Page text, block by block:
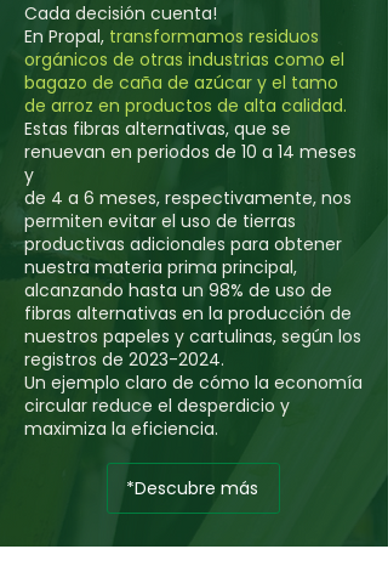
Cada decisión cuenta!
En Propal, transformamos residuos
orgánicos de otras industrias como el
bagazo de caña de azúcar y el tamo
de arroz en productos de alta calidad.
Estas fibras alternativas, que se
renuevan en periodos de 10 a 14 meses
y
de 4 a 6 meses, respectivamente, nos
permiten evitar el uso de tierras
productivas adicionales para obtener
nuestra materia prima principal,
alcanzando hasta un 98% de uso de
fibras alternativas en la producción de
nuestros papeles y cartulinas, según los
registros de 2023-2024.
Un ejemplo claro de cómo la economía
circular reduce el desperdicio y
maximiza la eficiencia.
*Descubre más